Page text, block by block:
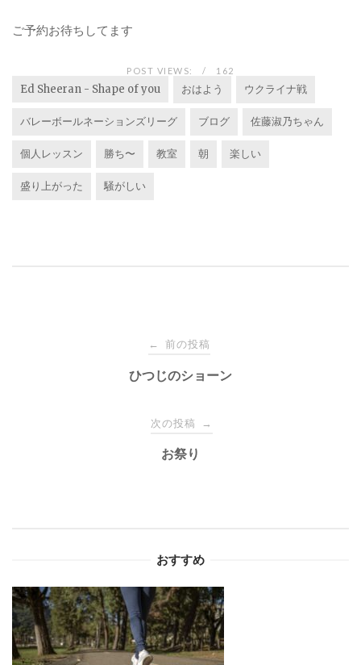
ご予約お待ちしてます
POST VIEWS: 162
Ed Sheeran - Shape of you おはよう ウクライナ戦
バレーボールネーションズリーグ ブログ 佐藤淑乃ちゃん
個人レッスン 勝ち〜 教室 朝 楽しい
盛り上がった 騒がしい
シ
ョ
← 前の投稿
ひつじのショーン
次の投稿 →
お祭り
おすすめ